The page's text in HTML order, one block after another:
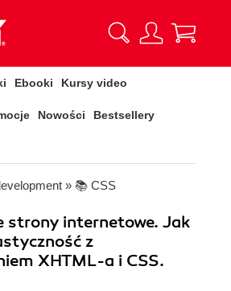
Ebooki Kursy video
Nowości Bestsellery
» 📚 CSS
strony internetowe. Jak
z
XHTML-a i CSS.